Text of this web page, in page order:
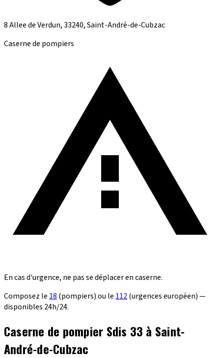
8 Allee de Verdun, 33240, Saint-André-de-Cubzac
Caserne de pompiers
En cas d'urgence, ne pas se déplacer en caserne.
Composez le 18 (pompiers) ou le 112(urgences européen) —
disponibles 24h/24.
Caserne de pompier Sdis 33 à Saint-
André-de-Cubzac